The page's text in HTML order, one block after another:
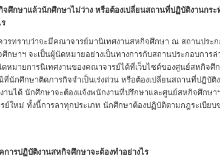
จศึกษาแล้วนักศึกษาไม่ว่าง หรือต้องเปลี่ยนสถานที่ปฏิบัติงานกร
รทราบว่าจะมีคณาจารย์มานิเทศงานสหกิจศึกษา ณ สถานประ
กษาฯ จะเป็นผู้นัดหมายอย่างเป็นทางการกับสถานประกอบการ
ดหมายการนิเทศงานของคณาจารย์ได้ที่เว็บไซต์ของศูนย์สหกิจ
นักศึกษาติดภารกิจจำเป็นเร่งด่วน หรือต้องเปลี่ยนสถานที่ปฏิบั
านได้ นักศึกษาจะต้องแจ้งพนักงานที่ปรึกษาและศูนย์สหกิจศึกษา
รย์ใหม่ ทั้งนี้การลาทุกประเภท นักศึกษาต้องปฏิบัติตามกฎระเบียบ
ารปฏิบัติงานสหกิจศึกษาจะต้องทำอย่างไร